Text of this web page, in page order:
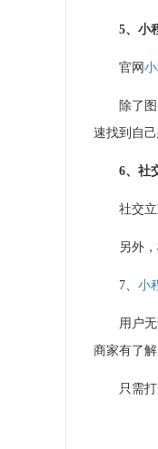
5、 小
官网
除了
速找到自
6、社
社交
另外
7、 小
用户
商家有了解
只需